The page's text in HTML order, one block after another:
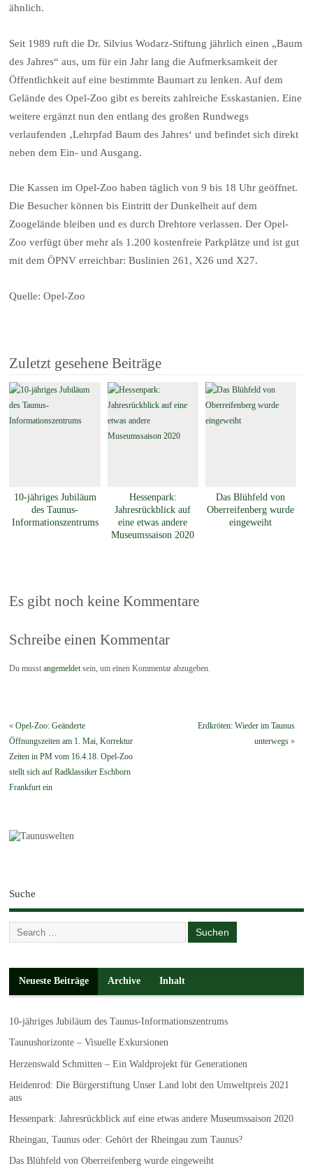
ähnlich.
Seit 1989 ruft die Dr. Silvius Wodarz-Stiftung jährlich einen „Baum
des Jahres“ aus, um für ein Jahr lang die Aufmerksamkeit der
Öffentlichkeit auf eine bestimmte Baumart zu lenken. Auf dem
Gelände des Opel-Zoo gibt es bereits zahlreiche Esskastanien. Eine
weitere ergänzt nun den entlang des großen Rundwegs
verlaufenden ‚Lehrpfad Baum des Jahres‘ und befindet sich direkt
neben dem Ein- und Ausgang.
Die Kassen im Opel-Zoo haben täglich von 9 bis 18 Uhr geöffnet.
Die Besucher können bis Eintritt der Dunkelheit auf dem
Zoogelände bleiben und es durch Drehtore verlassen. Der Opel-
Zoo verfügt über mehr als 1.200 kostenfreie Parkplätze und ist gut
mit dem ÖPNV erreichbar: Buslinien 261, X26 und X27.
Quelle: Opel-Zoo
Zuletzt gesehene Beiträge
10-jähriges Jubiläum
des Taunus-
Informationszentrums
Hessenpark:
Jahresrückblick auf
eine etwas andere
Museumssaison 2020
Das Blühfeld von
Oberreifenberg wurde
eingeweiht
Es gibt noch keine Kommentare
Schreibe einen Kommentar
Du musstangemeldetsein, um einen Kommentar abzugeben.
«Opel-Zoo: Geänderte
Öffnungszeiten am 1. Mai, Korrektur
Zeiten in PM vom 16.4.18. Opel-Zoo
stellt sich auf Radklassiker Eschborn
Frankfurt ein
Erdkröten: Wieder im Taunus
unterwegs»
Suche
Neueste Beiträge Archive Inhalt
10-jähriges Jubiläum des Taunus-Informationszentrums
Taunushorizonte – Visuelle Exkursionen
Herzenswald Schmitten – Ein Waldprojekt für Generationen
Heidenrod: Die Bürgerstiftung Unser Land lobt den Umweltpreis 2021
aus
Hessenpark: Jahresrückblick auf eine etwas andere Museumssaison 2020
Rheingau, Taunus oder: Gehört der Rheingau zum Taunus?
Das Blühfeld von Oberreifenberg wurde eingeweiht